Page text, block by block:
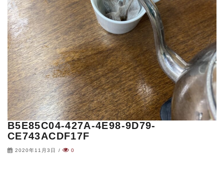
B5E85C04-427A-4E98-9D79-
CE743ACDF17F
2020年11月3日 / 0